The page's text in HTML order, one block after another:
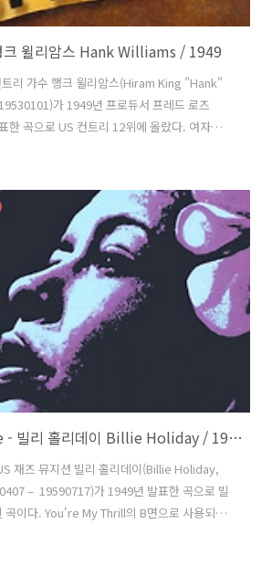
윌리암스 Hank Williams / 1949
리 가수 행크 윌리암스(Hiram King "Hank"
가 1949년 프로듀서 프레드 로즈
한 곡으로 US 컨트리 12위에 올랐다. 여자와
문에 히트했다는 말도 있는데 그래서인지 행
All My Rowdy Friends에서 "아버지가 이
다"고 노래했다. 이 곡을 만든 레온 페인
19690911)이 1948년 처음으로 발표했다.
서 이 곡을 만든 계기를 밝히고..
Crazy He Calls Me - 빌리 홀리데이 Billie Holiday / 1949
재즈 뮤지션 빌리 홀리데이(Billie Holiday,
– 19590717)가 1949년 발표한 곡으로 빌
곡이다. You're My Thrill의 B면으로 사용되었